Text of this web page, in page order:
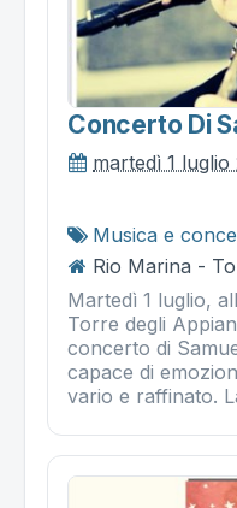
Concerto Di
martedì 1 luglio
Musica e
Rio Marina -
Martedì 1 luglio,
Torre degli
concerto di
capace di
vario e raffinato.